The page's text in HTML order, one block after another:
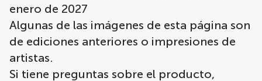
enero de 2027
Algunas de las imágenes de esta página son
de ediciones anteriores o impresiones de
artistas.
Si tiene preguntas sobre el producto,